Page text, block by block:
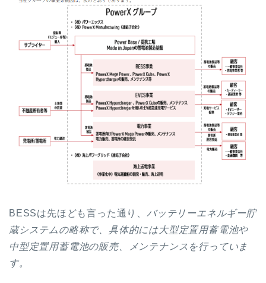
BESSは先ほども言った通り、 バッテリーエネルギー貯
蔵システムの略称で、具体的には大型定置用蓄電池や
中型定置用蓄電池の販売、メンテナンスを行っていま
す。